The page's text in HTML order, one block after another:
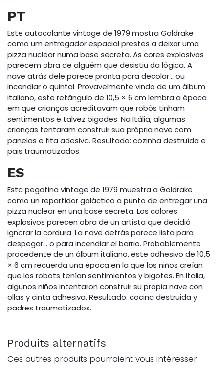
PT
Este autocolante vintage de 1979 mostra Goldrake
como um entregador espacial prestes a deixar uma
pizza nuclear numa base secreta. As cores explosivas
parecem obra de alguém que desistiu da lógica. A
nave atrás dele parece pronta para decolar… ou
incendiar o quintal. Provavelmente vindo de um álbum
italiano, este retângulo de 10,5 × 6 cm lembra a época
em que crianças acreditavam que robôs tinham
sentimentos e talvez bigodes. Na Itália, algumas
crianças tentaram construir sua própria nave com
panelas e fita adesiva. Resultado: cozinha destruída e
pais traumatizados.
ES
Esta pegatina vintage de 1979 muestra a Goldrake
como un repartidor galáctico a punto de entregar una
pizza nuclear en una base secreta. Los colores
explosivos parecen obra de un artista que decidió
ignorar la cordura. La nave detrás parece lista para
despegar… o para incendiar el barrio. Probablemente
procedente de un álbum italiano, este adhesivo de 10,5
× 6 cm recuerda una época en la que los niños creían
que los robots tenían sentimientos y bigotes. En Italia,
algunos niños intentaron construir su propia nave con
ollas y cinta adhesiva. Resultado: cocina destruida y
padres traumatizados.
Produits alternatifs
Ces autres produits pourraient vous intéresser